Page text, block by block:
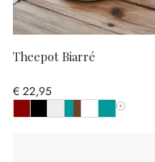
Theepot Biarré
€ 22,95
Toon